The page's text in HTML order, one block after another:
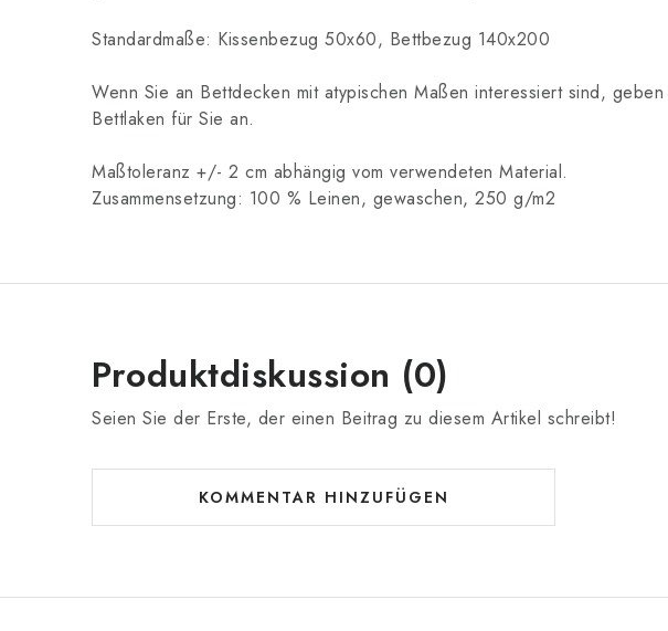
Standardmaße: Kissenbezug 50x60, Bettbezug 140x200
Wenn Sie an Bettdecken mit atypischen Maßen interessiert sind,
Bettlaken für Sie an.
Maßtoleranz +/- 2 cm abhängig vom verwendeten Material.
Zusammensetzung: 100 % Leinen, gewaschen, 250 g/m2
Produktdiskussion (0)
Seien Sie der Erste, der einen Beitrag zu diesem Artikel schreibt!
KOMMENTAR HINZUFÜGEN